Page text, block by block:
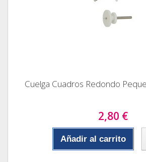
Cuelga Cuadros Redondo
2,80 €
Añadir al carrito